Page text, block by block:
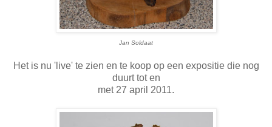
Jan Soldaat
Het is nu 'live' te zien en te koop op een expositie die nog
duurt tot en
met 27 april 2011.